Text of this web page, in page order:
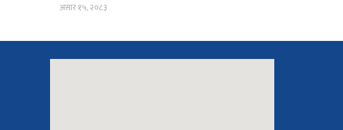
असार १५, २०८३